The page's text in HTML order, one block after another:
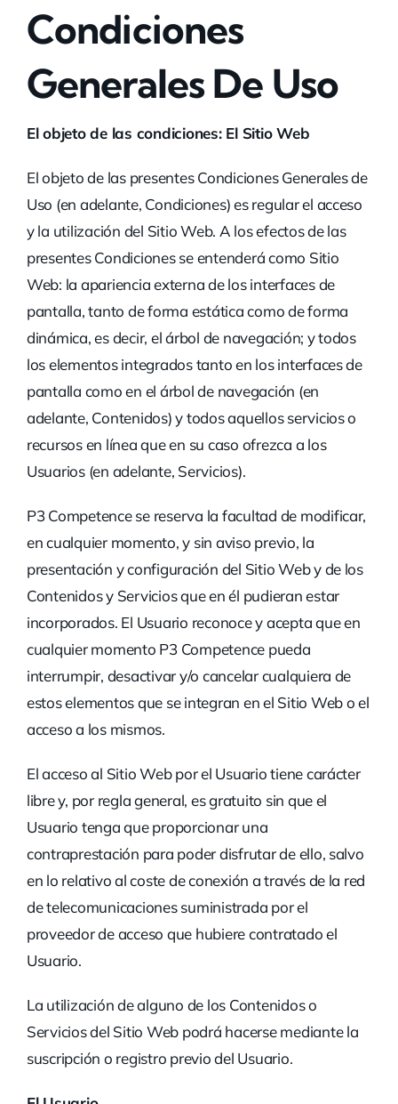
Condiciones
Generales De Uso
El objeto de las condiciones: El Sitio Web
El objeto de las presentes Condiciones Generales de
Uso (en adelante, Condiciones) es regular el acceso
y la utilización del Sitio Web. A los efectos de las
presentes Condiciones se entenderá como Sitio
Web: la apariencia externa de los interfaces de
pantalla, tanto de forma estática como de forma
dinámica, es decir, el árbol de navegación; y todos
los elementos integrados tanto en los interfaces de
pantalla como en el árbol de navegación (en
adelante, Contenidos) y todos aquellos servicios o
recursos en línea que en su caso ofrezca a los
Usuarios (en adelante, Servicios).
P3 Competence se reserva la facultad de modificar,
en cualquier momento, y sin aviso previo, la
presentación y configuración del Sitio Web y de los
Contenidos y Servicios que en él pudieran estar
incorporados. El Usuario reconoce y acepta que en
cualquier momento P3 Competence pueda
interrumpir, desactivar y/o cancelar cualquiera de
estos elementos que se integran en el Sitio Web o el
acceso a los mismos.
El acceso al Sitio Web por el Usuario tiene carácter
libre y, por regla general, es gratuito sin que el
Usuario tenga que proporcionar una
contraprestación para poder disfrutar de ello, salvo
en lo relativo al coste de conexión a través de la red
de telecomunicaciones suministrada por el
proveedor de acceso que hubiere contratado el
Usuario.
La utilización de alguno de los Contenidos o
Servicios del Sitio Web podrá hacerse mediante la
suscripción o registro previo del Usuario.